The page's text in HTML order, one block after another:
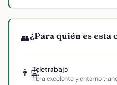
👥¿Para quién es esta
👨‍💻Teletrabajo
fibra excelente y entorno